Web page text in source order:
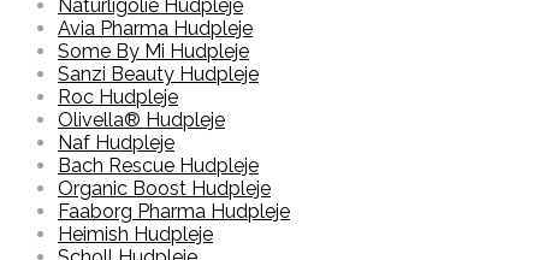
Naturligolie Hudpleje
Avia Pharma Hudpleje
Some By Mi Hudpleje
Sanzi Beauty Hudpleje
Roc Hudpleje
Olivella® Hudpleje
Naf Hudpleje
Bach Rescue Hudpleje
Organic Boost Hudpleje
Faaborg Pharma Hudpleje
Heimish Hudpleje